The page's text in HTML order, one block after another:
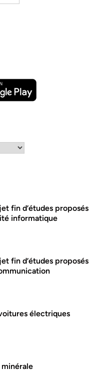
fin d’études proposés
informatique
fin d’études proposés
électriques
minérale